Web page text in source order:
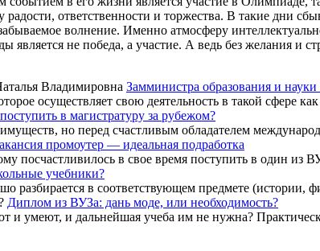
ответственности и торжества. В такие дни
волнение. Именно атмосферу
не победа, а участие. А ведь без желания и
Замминистра образования и
осуществляет свою деятельность в такой сфере
в магистратуру за рубежом?
но перед счастливым обладателем
промоутер — идеальная подработка
посчастливилось в свое время поступить в один
учебники?
разбирается в соответствующем предмете
Диплом из ВУЗа: дань моде, или необходимость?
и умеют, и дальнейшая учеба им не нужна?